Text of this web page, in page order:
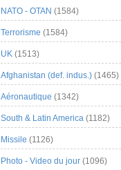
NATO - OTAN (1584)
Terrorisme (1584)
UK (1513)
Afghanistan (def. indus.) (1465)
Aéronautique (1342)
South & Latin America (1182)
Missile (1126)
Photo - Video du jour (1096)